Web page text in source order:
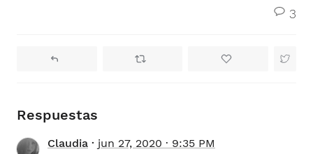
3
Respuestas
Claudia jun 27, 2020 · 9:35 PM